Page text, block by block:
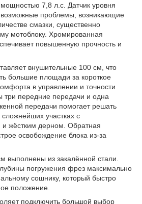
7,8 л.с. Датчик уровня
проблемы, возникающие
смазки, существенно
мотоблоку. Хромированная
повышенную прочность и
внушительные 100 см, что
большие площади за короткое
в управлении и точности
три передние передачи и одна
передачи помогает решать
участках с
и жёстким дерном. Обратная
освобождение блока из-за
выполнены из закалённой стали.
погружения фрез максимально
сошнику, который быстро
положение.
подключить большой выбор